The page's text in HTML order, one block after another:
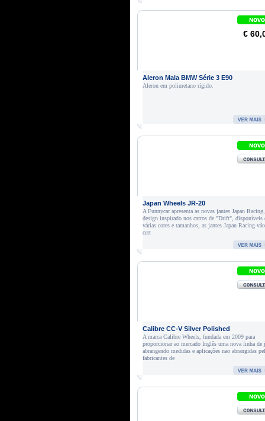
€
Aleron Mala BMW Série 3 E90
Aleron em poliuretano rígido.
Japan Wheels JR-20
A Funnycar apresenta as novas jantes Japan
design inspirado nos carros de "Drift", disponíveis
várias cores e tamanhos, as jantes Japan Racing
cert
Calibre CC-V Silver Polished
A marca Calibre Wheels, fundada em 2009 para
proporcionar ao mercado Inglês uma nova linha de
abrangendo medidas e aplicações nao abrangidas
fabricantes de